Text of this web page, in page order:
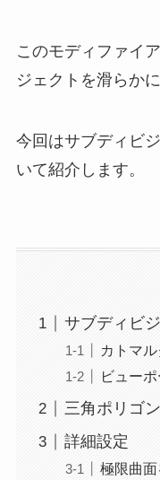
このモディファイ
ジェクトを滑らか
今回はサブディビ
いて紹介します。
サブディビ
カトマ
ビュー
三角ポリゴ
詳細設定
極限曲